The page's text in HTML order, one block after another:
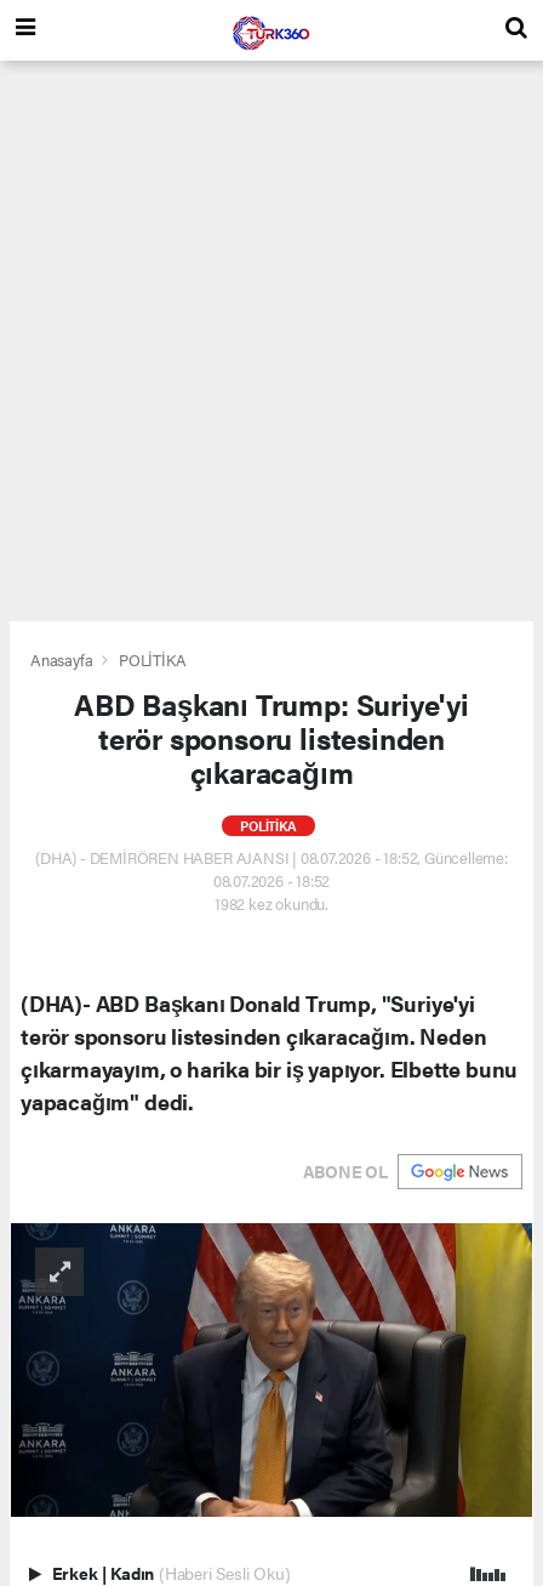
Anasayfa POLİTİKA
ABD Başkanı Trump: Suriye'yi
terör sponsoru listesinden
çıkaracağım
POLİTİKA
(DHA) - DEMİRÖREN HABER AJANSI | 08.07.2026 - 18:52, Güncelleme:
08.07.2026 - 18:52
1982 kez okundu.
(DHA)- ABD Başkanı Donald Trump, "Suriye'yi
terör sponsoru listesinden çıkaracağım. Neden
çıkarmayayım, o harika bir iş yapıyor. Elbette bunu
yapacağım" dedi.
ABONE OL
Erkek | Kadın (Haberi Sesli Oku)